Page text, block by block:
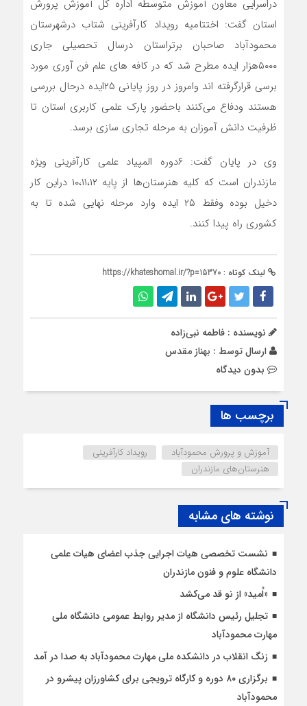
دراسرایی معاون آموزش متوسطه اداره کل آموزش پرورش
استان گفت: اختتامیه رویداد کارآفرینی شتاب درشهرستان
محمودآباد صاحبان برتراستان درسال تحصیلی جاری
۵۰۰۰هزار ایده مطرح شد که در کافه های علم فن آوری مورد
برسی قرارگرفته اند وامروز در روز پایانی ۲۵ایده درحال بررسی
هستند ودفاع می‌کنند باحضور پارک علمی کاربری استان تا
ظرفیت دانش آموزان به مرحله تجاری سازی برسد.
وی در پایان گفت: ۶دوره المپیاد علمی کارآفرینی ويژه
مازندران است که کلیه هنرستان‌ها از پایه ۱۰،۱۱،۱۲ دراین کار
دخيل بوده وفقط ۲۵ ایده وارد مرحله نهایی شده تا به
کشوری راه پیدا کنند.
لینک کوتاه : https://khateshomal.ir/?p=15370
نویسنده : فاطمه نبی‌زاده
ارسال توسط : بهناز مقدس
بدون دیدگاه
برچسب ها
آموزش و پرورش محمودآباد
رویداد کارآفرینی
هنرستان‌های مازندران
نوشته های مشابه
نشست تخصصی هیات اجرایی جذب اعضای هیات علمی
دانشگاه علوم و فنون مازندران
«اُمید» از نو قد می‌کشد
تجلیل رئیس دانشگاه از مدیر روابط عمومی دانشگاه ملی
مهارت محمودآباد
زنگ انقلاب در دانشکده ملی مهارت محمودآباد به صدا در آمد
برگزاری ۸۰ دوره و کارگاه ترویجی برای کشاورزان پیشرو در
محمودآباد